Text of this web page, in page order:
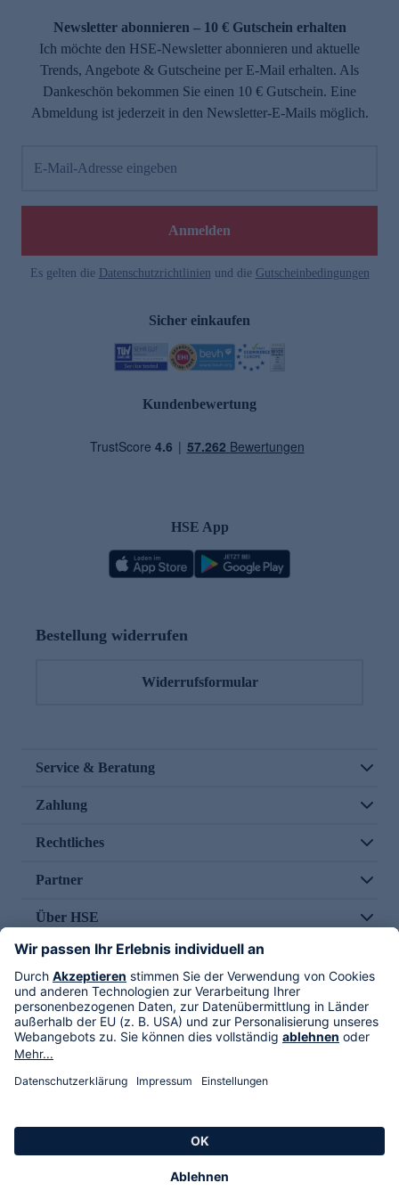
Newsletter abonnieren – 10 € Gutschein erhalten
Ich möchte den HSE-Newsletter abonnieren und aktuelle
Trends, Angebote & Gutscheine per E-Mail erhalten. Als
Dankeschön bekommen Sie einen 10 € Gutschein. Eine
Abmeldung ist jederzeit in den Newsletter-E-Mails möglich.
E-Mail-Adresse eingeben
Anmelden
Es gelten die Datenschutzrichtlinien und die Gutscheinbedingungen
Sicher einkaufen
Kundenbewertung
HSE App
Bestellung widerrufen
Widerrufsformular
Service & Beratung
Zahlung
Rechtliches
Partner
Über HSE
Im TV
HSE International